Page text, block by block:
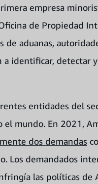
empresa
de Propiedad
de aduanas,
a identificar, detectar
entidades del
mundo. En 2021,
dos demandas
Los demandados
las políticas de